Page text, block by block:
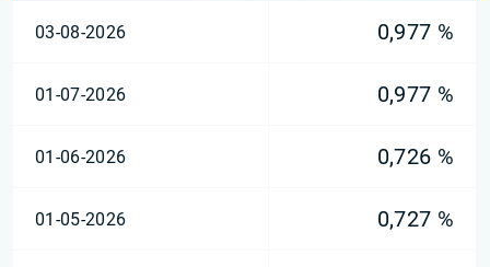
03-08-2026 0,977 %
01-07-2026 0,977 %
01-06-2026 0,726 %
01-05-2026 0,727 %